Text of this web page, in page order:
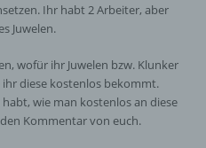
Ihr habt 2 Arbeiter, aber
Juwelen.
wofür ihr Juwelen bzw. Klunker
diese kostenlos bekommt.
wie man kostenlos an diese
Kommentar von euch.